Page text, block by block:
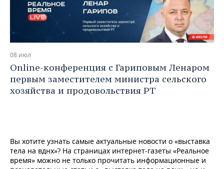
08 июл
Online-конференция с Гариповым Ленаром
первым заместителем министра сельского
хозяйства и продовольствия РТ
Вы хотите узнать самые актуальные новости о «выставка
тела на вднх»? На страницах интернет-газеты «Реальное
время» можно не только прочитать информационные и